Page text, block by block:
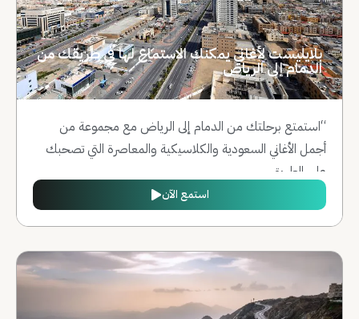
بلايليست لأغاني يمكنك الاستماع لها في طريقك من
الدمام إلى الرياض
“استمتع برحلتك من الدمام إلى الرياض مع مجموعة من
أجمل الأغاني السعودية والكلاسيكية والمعاصرة التي تصحبك
على الطريق.
استمع الآن